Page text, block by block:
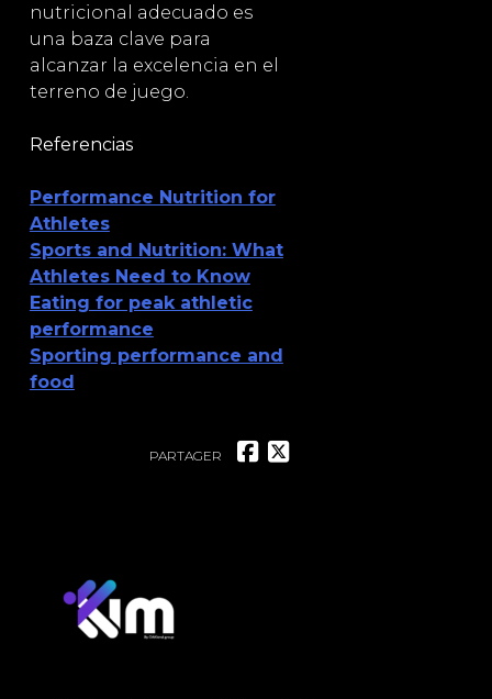
nutricional adecuado es
una baza clave para
alcanzar la excelencia en el
terreno de juego.
Referencias
Performance Nutrition for
Athletes
Sports and Nutrition: What
Athletes Need to Know
Eating for peak athletic
performance
Sporting performance and
food
PARTAGER